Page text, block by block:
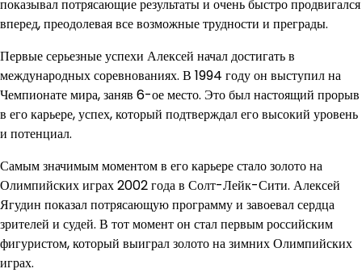
показывал потрясающие результаты и очень быстро продвигался
вперед, преодолевая все возможные трудности и преграды.
Первые серьезные успехи Алексей начал достигать в
международных соревнованиях. В 1994 году он выступил на
Чемпионате мира, заняв 6-ое место. Это был настоящий прорыв
в его карьере, успех, который подтверждал его высокий уровень
и потенциал.
Самым значимым моментом в его карьере стало золото на
Олимпийских играх 2002 года в Солт-Лейк-Сити. Алексей
Ягудин показал потрясающую программу и завоевал сердца
зрителей и судей. В тот момент он стал первым российским
фигуристом, который выиграл золото на зимних Олимпийских
играх.